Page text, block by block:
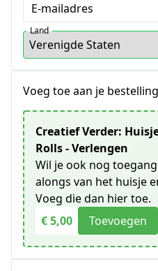
E-mailadres
Land
Voeg toe aan je bestelling
Creatief Verder:
Rolls - Verlengen
Wil je ook nog
alongs van het huisje
Voeg die dan hier toe.
€ 5,00
Toevoegen